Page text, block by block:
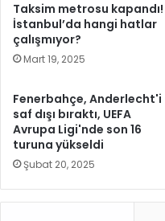
Taksim metrosu kapandı!
İstanbul’da hangi hatlar
çalışmıyor?
Mart 19, 2025
Fenerbahçe, Anderlecht'i
saf dışı bıraktı, UEFA
Avrupa Ligi'nde son 16
turuna yükseldi
Şubat 20, 2025